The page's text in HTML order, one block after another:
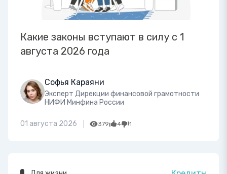
Какие законы вступают в силу с 1
августа 2026 года
Софья Караяни
Эксперт Дирекции финансовой грамотности
НИФИ Минфина России
01 августа 2026 379 4 1